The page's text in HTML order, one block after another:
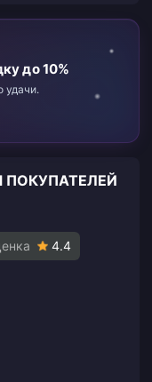
до 10%
удачи.
ПОКУПАТЕЛЕЙ
4.4